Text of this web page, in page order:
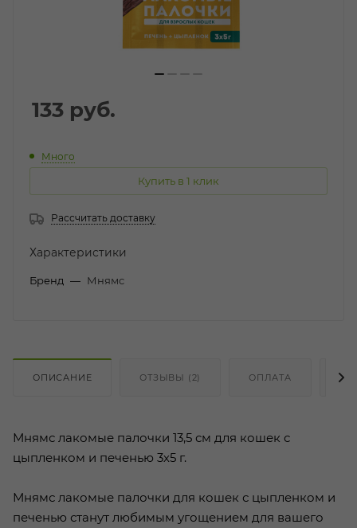
133 руб.
Много
Купить в 1 клик
Рассчитать доставку
Характеристики
Бренд — Мнямс
ОПИСАНИЕ ОТЗЫВЫ (2) ОПЛАТА
Мнямс лакомые палочки 13,5 см для кошек с
цыпленком и печенью 3х5 г.
Мнямс лакомые палочки для кошек с цыпленком и
печенью станут любимым угощением для вашего